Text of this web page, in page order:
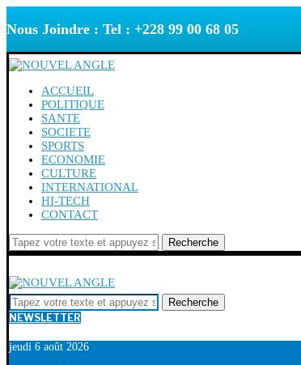
Nous Joindre : Tel : +228 99 00 68 05
ACCUEIL
POLITIQUE
SANTE
SOCIETE
SPORTS
ECONOMIE
CULTURE
INTERNATIONAL
HI-TECH
CONTACT
Recherche
Recherche
NEWSLETTER
jeudi 6 août 2026